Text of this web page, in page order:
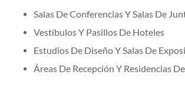
Salas De Conferencias Y Salas De
Vestíbulos Y Pasillos De Hoteles
Estudios De Diseño Y Salas De
Áreas De Recepción Y Residencias